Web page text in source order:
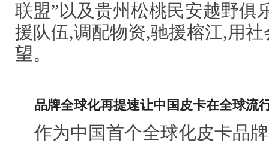
联盟”以及贵州松桃民安越野俱
援队伍,调配物资,驰援榕江,用
望。
品牌全球化再提速让中国皮卡在全球流
作为中国首个全球化皮卡品